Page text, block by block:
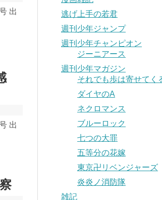
出
出
逃げ上手の若君
週刊少年ジャンプ
週刊少年チャンピオン
ジーニアース
週刊少年マガジン
それでも歩は寄せてく
ダイヤのA
ネクロマンス
ブルーロック
七つの大罪
五等分の花嫁
東京卍リベンジャーズ
炎炎ノ消防隊
雑記